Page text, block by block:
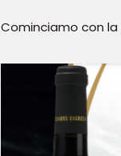
Cominciamo con la